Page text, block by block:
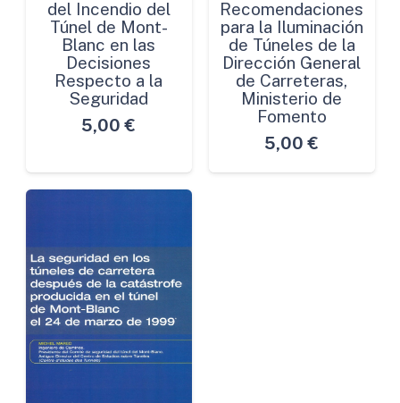
del Incendio del
Túnel de Mont-
Blanc en las
Decisiones
Respecto a la
Seguridad
5,00 €
Recomendaciones
para la Iluminación
de Túneles de la
Dirección General
de Carreteras,
Ministerio de
Fomento
5,00 €